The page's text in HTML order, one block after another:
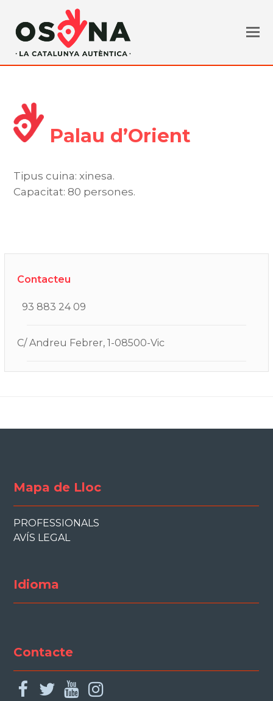
Palau d’Orient
Tipus cuina: xinesa.
Capacitat: 80 persones.
Contacteu
93 883 24 09
C/ Andreu Febrer, 1-08500-Vic
Mapa de Lloc
PROFESSIONALS
AVÍS LEGAL
Idioma
Contacte
facebook
twitteryoutube